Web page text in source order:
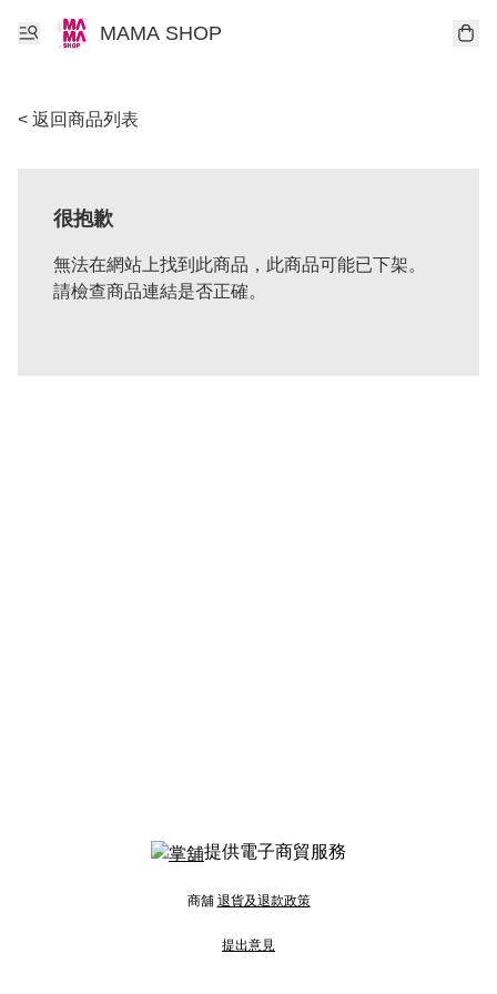
MAMA SHOP
< 返回商品列表
很抱歉
無法在網站上找到此商品，此商品可能已下架。
請檢查商品連結是否正確。
提供電子商貿服務
商舖 退貨及退款政策
提出意見